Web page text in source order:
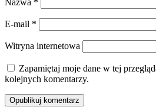
Nazwa *
E-mail *
Witryna internetowa
Zapamiętaj moje dane w tej
kolejnych komentarzy.